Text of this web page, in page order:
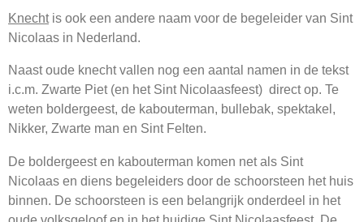
Knechtis ook een andere naam voor de begeleider van Sint
Nicolaas in Nederland.
Naast oude knecht vallen nog een aantal namen in de tekst
i.c.m. Zwarte Piet (en het Sint Nicolaasfeest) direct op. Te
weten boldergeest, de kabouterman, bullebak, spektakel,
Nikker, Zwarte man en Sint Felten.
De boldergeest en kabouterman komen net als Sint
Nicolaas en diens begeleiders door de schoorsteen het huis
binnen. De schoorsteen is een belangrijk onderdeel in het